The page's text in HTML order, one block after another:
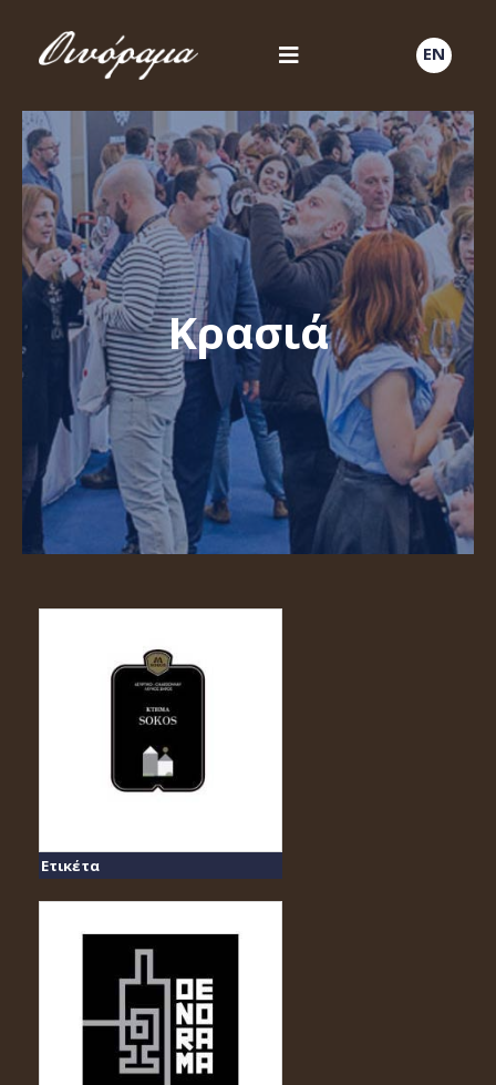
EN
Κρασιά
Ετικέτα